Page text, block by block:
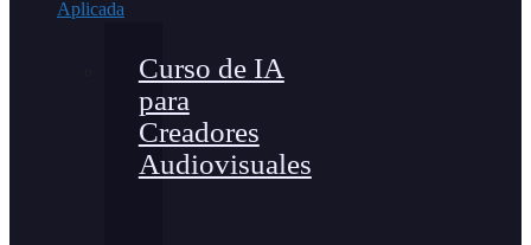
Aplicada
Curso de IA
para
Creadores
Audiovisuales